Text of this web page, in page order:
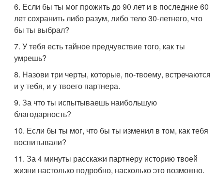
6. Если бы ты мог прожить до 90 лет и в последние 60
лет сохранить либо разум, либо тело 30-летнего, что
бы ты выбрал?
7. У тебя есть тайное предчувствие того, как ты
умрешь?
8. Назови три черты, которые, по-твоему, встречаются
и у тебя, и у твоего партнера.
9. За что ты испытываешь наибольшую
благодарность?
10. Если бы ты мог, что бы ты изменил в том, как тебя
воспитывали?
11. За 4 минуты расскажи партнеру историю твоей
жизни настолько подробно, насколько это возможно.